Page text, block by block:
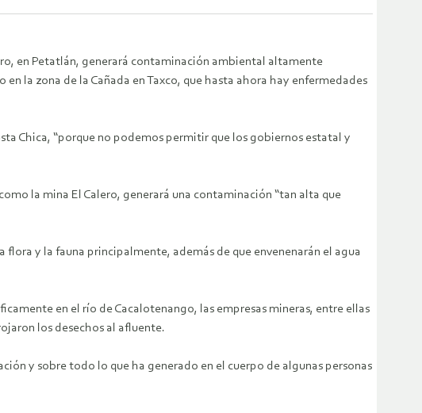
en Petatlán, generará contaminación ambiental altamente
la zona de la Cañada en Taxco, que hasta ahora hay enfermedades
Chica, “porque no podemos permitir que los gobiernos estatal y
la mina El Calero, generará una contaminación “tan alta que
y la fauna principalmente, además de que envenenarán el agua
en el río de Cacalotenango, las empresas mineras, entre ellas
los desechos al afluente.
y sobre todo lo que ha generado en el cuerpo de algunas personas